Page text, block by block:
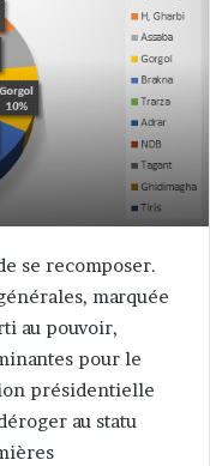
se recomposer.
marquée
au pouvoir,
pour le
présidentielle
au statu